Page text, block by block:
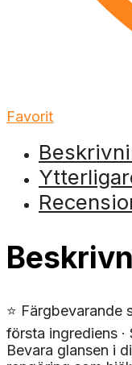
Favorit
⭐ Färgbevarande
första ingrediens
Bevara glansen i